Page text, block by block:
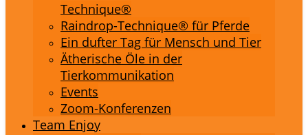
Technique®
Raindrop-Technique® für Pferde
Ein dufter Tag für Mensch und Tier
Ätherische Öle in der
Tierkommunikation
Events
Zoom-Konferenzen
Team Enjoy